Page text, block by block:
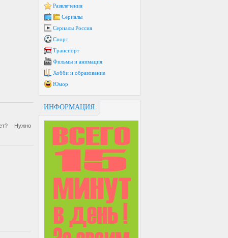
Развлечения
Сериалы
Сериалы Россия
Спорт
Транспорт
Фильмы и анимация
Хобби и образование
Юмор
ИНФОРМАЦИЯ
Нужно